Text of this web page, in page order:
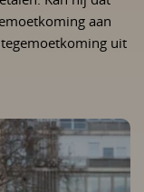
aan
uit